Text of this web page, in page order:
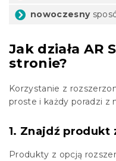
nowoczesny
Jak działa AR
stronie?
Korzystanie z
proste i każdy poradzi z
1. Znajdź produkt
Produkty z opcją